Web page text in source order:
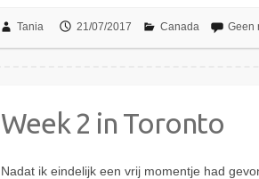
Tania 21/07/2017 Canada Geen
Week 2 in Toronto
Nadat ik eindelijk een vrij momentje had